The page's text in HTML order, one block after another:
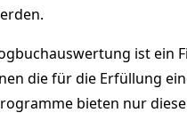
ist ein
die für die Erfüllung
bieten nur